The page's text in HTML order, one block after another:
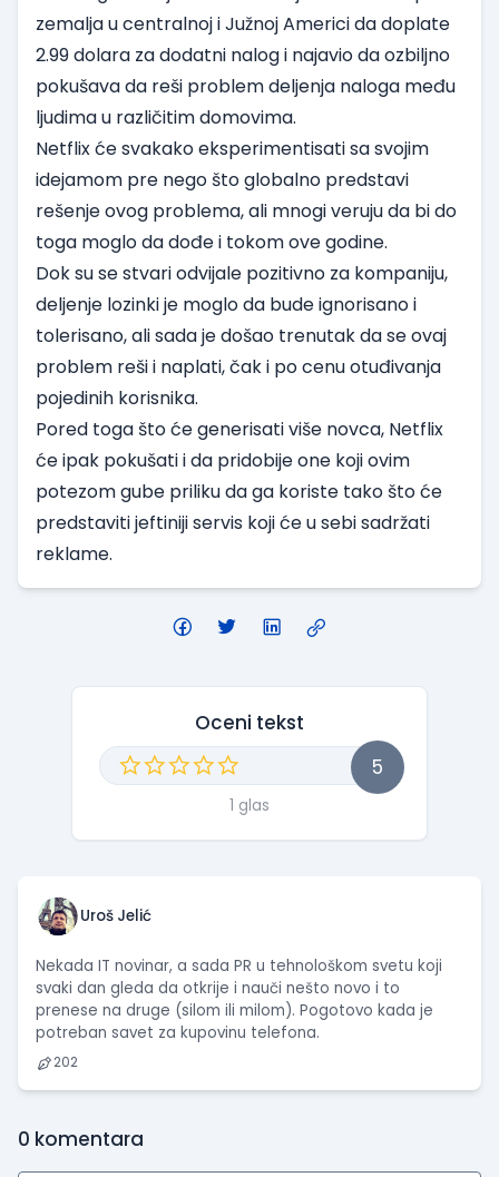
zemalja u centralnoj i Južnoj Americi da doplate
2.99 dolara za dodatni nalog i najavio da ozbiljno
pokušava da reši problem deljenja naloga među
ljudima u različitim domovima.
Netflix će svakako eksperimentisati sa svojim
idejamom pre nego što globalno predstavi
rešenje ovog problema, ali mnogi veruju da bi do
toga moglo da dođe i tokom ove godine.
Dok su se stvari odvijale pozitivno za kompaniju,
deljenje lozinki je moglo da bude ignorisano i
tolerisano, ali sada je došao trenutak da se ovaj
problem reši i naplati, čak i po cenu otuđivanja
pojedinih korisnika.
Pored toga što će generisati više novca, Netflix
će ipak pokušati i da pridobije one koji ovim
potezom gube priliku da ga koriste tako što će
predstaviti jeftiniji servis koji će u sebi sadržati
reklame.
Oceni tekst
5
1 glas
Uroš Jelić
Nekada IT novinar, a sada PR u tehnološkom svetu koji
svaki dan gleda da otkrije i nauči nešto novo i to
prenese na druge (silom ili milom). Pogotovo kada je
potreban savet za kupovinu telefona.
202
0 komentara